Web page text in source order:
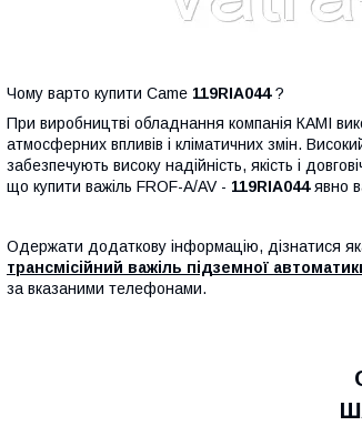
Чому варто купити Came 119RIA044?
При виробництві обладнання компанія КАМІ
атмосферних впливів і кліматичних змін.
забезпечують високу надійність, якість і
що купити важіль FROF-A/AV - 119RIA044явно
Одержати додаткову інформацію, дізнатися
трансмісійний важіль підземної
за вказаними телефонами.